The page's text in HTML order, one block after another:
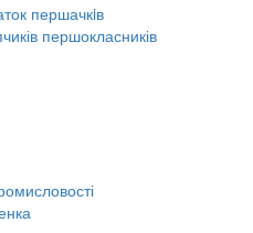
першачкiв
першокласників